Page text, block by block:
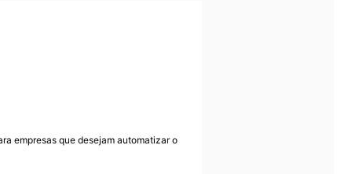
empresas que desejam automatizar o